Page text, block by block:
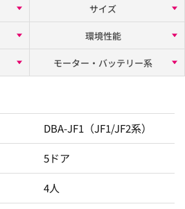
サイズ
環境性能
モーター・バッテリー系
DBA-JF1（JF1/JF2系）
5ドア
4人